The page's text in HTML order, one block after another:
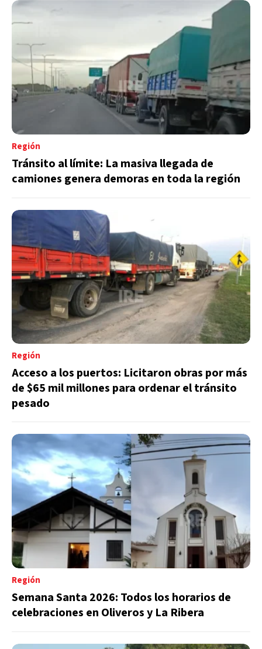
Región
Tránsito al límite: La masiva llegada de
camiones genera demoras en toda la región
Región
Acceso a los puertos: Licitaron obras por más
de $65 mil millones para ordenar el tránsito
pesado
Región
Semana Santa 2026: Todos los horarios de
celebraciones en Oliveros y La Ribera